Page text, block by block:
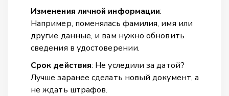
Изменения личной информации:
Например, поменялась фамилия, имя или
другие данные, и вам нужно обновить
сведения в удостоверении.
Cрок действия: Не уследили за датой?
Лучше заранее сделать новый документ, а
не ждать штрафов.